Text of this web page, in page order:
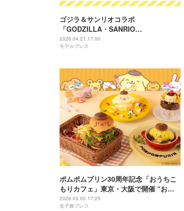
ゴジラ＆サンリオコラボ
「GODZILLA・SANRIO
CHARACTERS」2026年サンリオキャ
ラクター大賞パートナー部門にエント
2026.04.21 17:00
モデルプレス
ポムポムプリン30周年記念「おうちこ
もりカフェ」東京・大阪で開催 “おし
り”カレーやにこにこパンケーキ
2026.03.05 17:25
女子旅プレス